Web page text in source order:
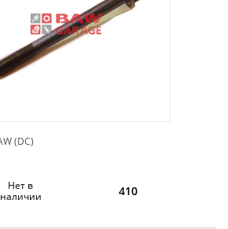
(DC)
Нет в
наличии
410